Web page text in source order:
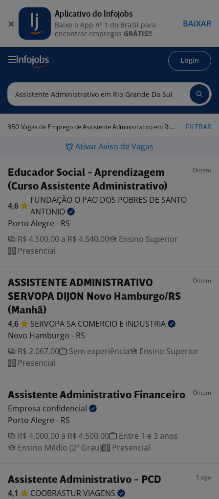
Login
350 Vagas de Emprego de Assistente Administrativo em Rio Grande do Sul FILTRAR
Ativar Aviso de Vagas
Educador Social - Aprendizagem
(Curso Assistente Administrativo)
Ontem
4,6
FUNDAÇÃO O PAO DOS POBRES DE SANTO
ANTONIO
Porto Alegre - RS
R$ 4.500,00 a R$ 4.540,00
Ensino Superior
Presencial
ASSISTENTE ADMINISTRATIVO
SERVOPA DIJON Novo Hamburgo/RS
(Manhã)
Ontem
4,6 SERVOPA SA COMERCIO E INDUSTRIA
Novo Hamburgo - RS
R$ 2.067,00
Sem experiência
Ensino Superior
Presencial
Assistente Administrativo Financeiro Ontem
Empresa confidencial
Porto Alegre - RS
R$ 4.000,00 a R$ 4.500,00
Entre 1 e 3 anos
Ensino Médio (2º Grau)
Presencial
Assistente Administrativo - PCD 5 ago
4,1 COOBRASTURVIAGENS
Aplicativo do Infojobs
Baixe o App nº 1 do Brasil para
encontrar empregos GRÁTIS!!
BAIXAR